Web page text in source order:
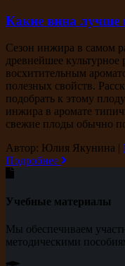
Какие вина лучше
Сезон инжира в самом
древнейшее культурное
восхитительным
полезных свойств.
подобрать к этому
инжира в аромате
свежие плоды обычно
Автор: Юлия Якунина |
Подробнее
Учебные материалы
Мы обеспечиваем
методическими